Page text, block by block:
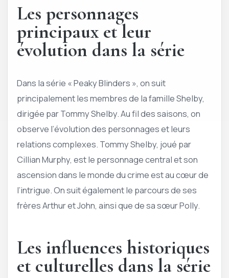
Les personnages
principaux et leur
évolution dans la série
Dans la série « Peaky Blinders », on suit
principalement les membres de la famille Shelby,
dirigée par Tommy Shelby. Au fil des saisons, on
observe l’évolution des personnages et leurs
relations complexes. Tommy Shelby, joué par
Cillian Murphy, est le personnage central et son
ascension dans le monde du crime est au cœur de
l’intrigue. On suit également le parcours de ses
frères Arthur et John, ainsi que de sa sœur Polly.
Les influences historiques
et culturelles dans la série